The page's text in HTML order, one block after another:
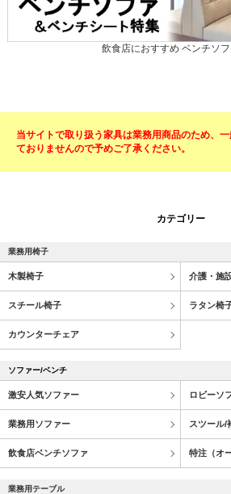
飲食店におすすめ ベンチソ
当サイトで取り扱う家具は業務用商品のため、
ておりませんので予めご了承ください。
カテゴリー
業務用椅子
木製椅子 介護・施
スチール椅子 ラタン椅
カウンターチェア
ソファー/ベンチ
激安人気ソファー ロビーソ
業務用ソファー スツール/
飲食店ベンチソファ 特注（オ
業務用テーブル